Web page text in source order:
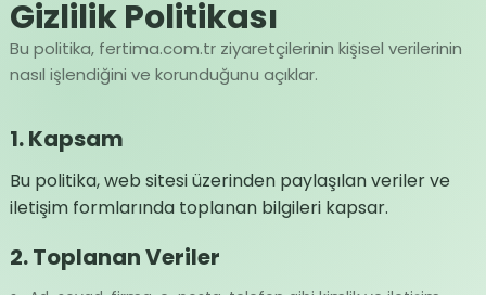
Gizlilik Politikası
Bu politika, fertima.com.tr ziyaretçilerinin kişisel verilerinin
nasıl işlendiğini ve korunduğunu açıklar.
1. Kapsam
Bu politika, web sitesi üzerinden paylaşılan veriler ve
iletişim formlarında toplanan bilgileri kapsar.
2. Toplanan Veriler